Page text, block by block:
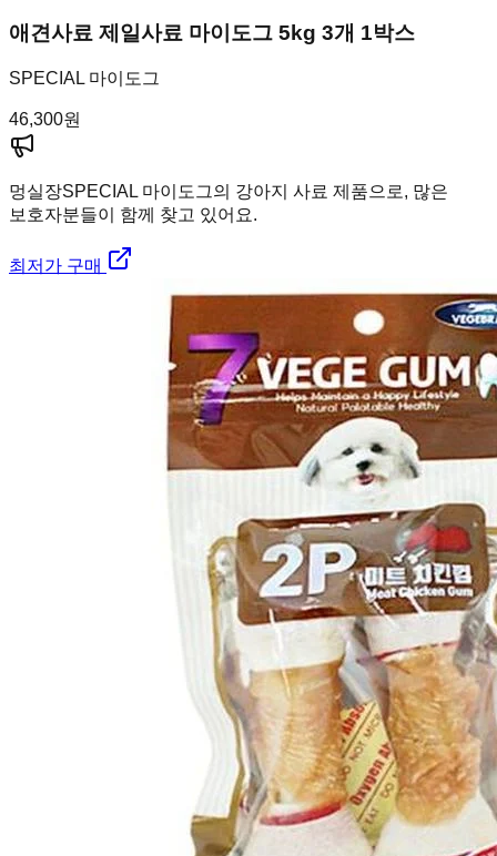
애견사료 제일사료 마이도그 5kg 3개 1박스
SPECIAL 마이도그
46,300원
멍실장SPECIAL 마이도그의 강아지 사료 제품으로, 많은
보호자분들이 함께 찾고 있어요.
최저가 구매